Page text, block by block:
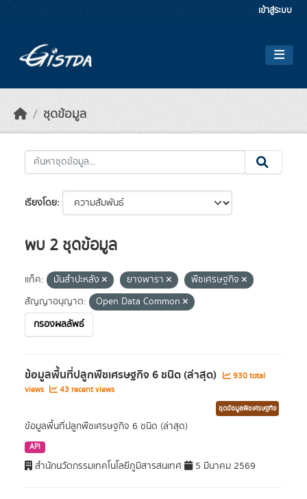
เข้าสู่ระบบ
ชุดข้อมูล
เรียงโดย
พบ 2 ชุดข้อมูล
แท็ค: มันสำปะหลัง ยางพารา
พืชเศรษฐกิจ
สัญญาอนุญาต:
Open Data Common
กรองผลลัพธ์
ข้อมูลพื้นที่ปลูกพืชเศรษฐกิจ 6 ชนิด (ล่าสุด)
930 total
views
43 recent views
ชุดข้อมูลพืชเศรษฐกิจ
ข้อมูลพื้นที่ปลูกพืชเศรษฐกิจ 6 ชนิด (ล่าสุด)
API
สำนักนวัตกรรมเทคโนโลยีภูมิสารสนเทศ 5 มีนาคม 2569